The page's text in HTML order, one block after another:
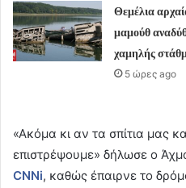
Θεμέλια
μαμούθ
χαμηλής
5 ώρες ago
«Ακόμα κι αν τα σπίτια μας
επιστρέψουμε» δήλωσε ο
CNNi, καθώς έπαιρνε το